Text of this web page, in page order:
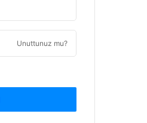
Unuttunuz mu?